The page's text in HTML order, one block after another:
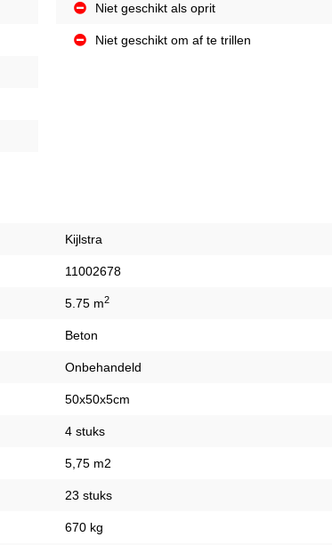
Niet geschikt als oprit
Niet geschikt om af te trillen
Kijlstra
11002678
5.75 m2
Beton
Onbehandeld
50x50x5cm
4 stuks
5,75 m2
23 stuks
670 kg